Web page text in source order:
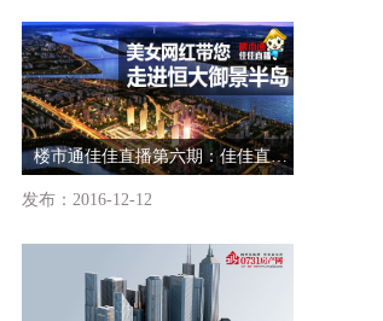
楼市通佳佳直播第六期：佳佳直播走进恒大御景半岛
发布：2016-12-12